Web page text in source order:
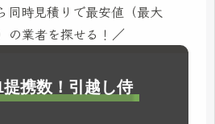
同時見積りで最安値（最大
の業者を探せる！／
携数！引越し侍